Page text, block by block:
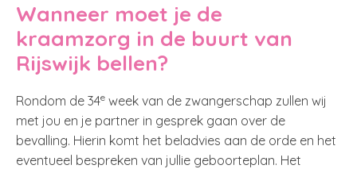
Wanneer moet je de
kraamzorg in de buurt van
Rijswijk bellen?
Rondom de 34e week van de zwangerschap zullen wij
met jou en je partner in gesprek gaan over de
bevalling. Hierin komt het beladvies aan de orde en het
eventueel bespreken van jullie geboorteplan. Het